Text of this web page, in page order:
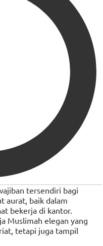
tersendiri bagi
aurat, baik dalam
bekerja di kantor.
Muslimah elegan yang
tetapi juga tampil